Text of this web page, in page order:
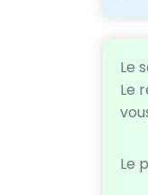
Le
Le
Le